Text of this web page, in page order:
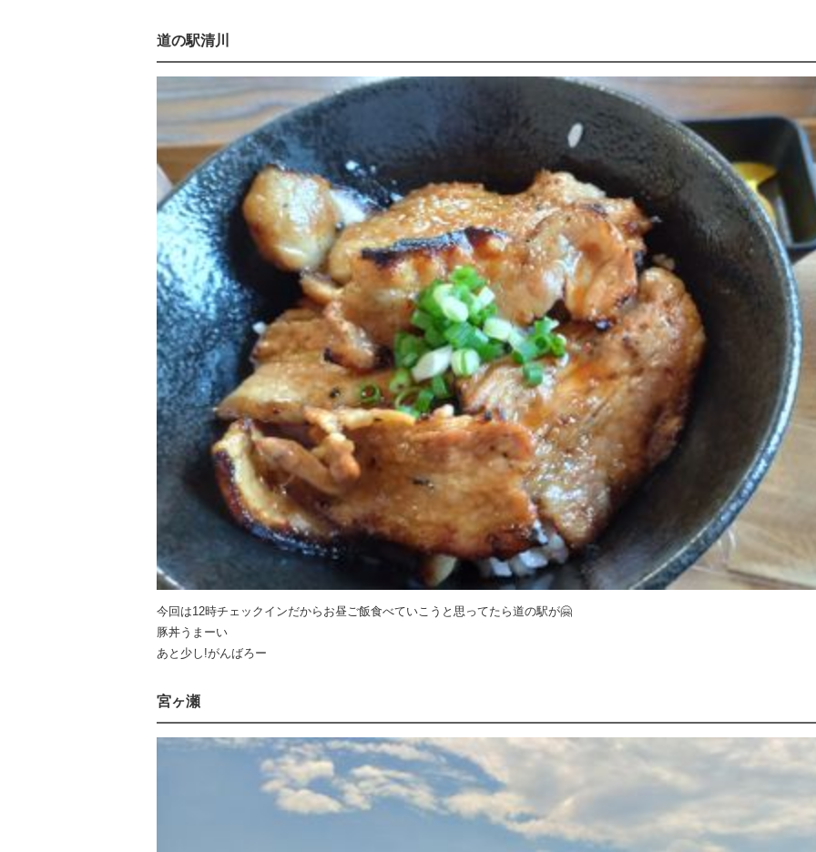
道の駅清川
今回は12時チェックインだからお昼ご飯食べていこうと思ってたら道の駅が🤗
豚丼うまーい
あと少し!がんばろー
宮ヶ瀬